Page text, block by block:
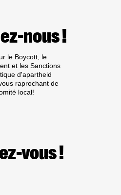
nous !
le Boycott, le
et les Sanctions
d'apartheid
raprochant de
local!
vous !